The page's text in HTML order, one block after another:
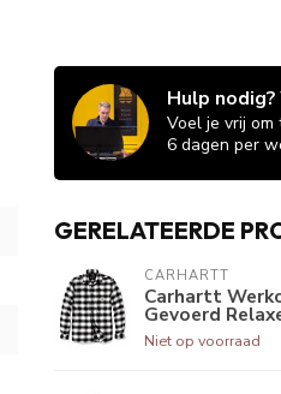
Hulp
Voel je vrij om
6 dagen per
GERELATEERDE
CARHARTT
Carhartt
Gevoerd
Niet op voorraad